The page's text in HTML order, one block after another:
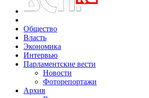
Общество
Власть
Экономика
Интервью
Парламентские вести
Новости
Фоторепортажи
Архив